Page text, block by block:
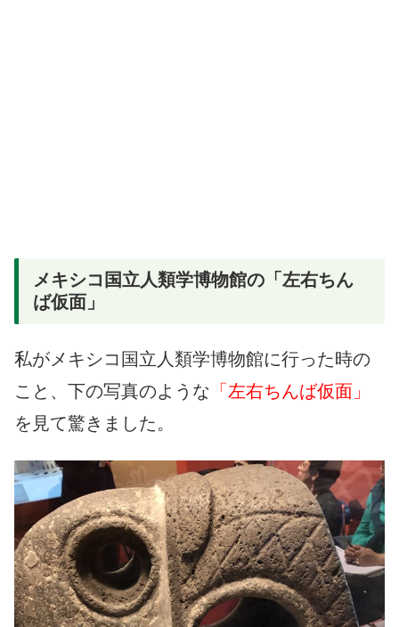
メキシコ国立人類学博物館の「左右ちん
ば仮面」
私がメキシコ国立人類学博物館に行った時の
こと、下の写真のような 「左右ちんば仮面」
を見て驚きました。